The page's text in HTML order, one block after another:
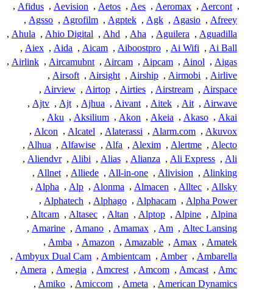
,
Aercont
,
Aeromax
,
Aes
,
Aetos
,
Aevision
,
Afidus
,
Afreey
,
Agasio
,
Agk
,
Agptek
,
Agrofilm
,
Agsso
,
Aguadilla
,
Aguilera
,
Aha
,
Ahd
,
Ahio Digital
,
Ahula
,
Ai Ball
,
Ai Wifi
,
Aiboostpro
,
Aicam
,
Aida
,
Aiex
,
Aigas
,
Ainol
,
Aipcam
,
Aircam
,
Aircamubnt
,
Airlink
,
Airlive
,
Airmobi
,
Airship
,
Airsight
,
Airsoft
,
Airspace
,
Airstream
,
Airties
,
Airtop
,
Airview
,
Airwave
,
Ait
,
Aitek
,
Aivant
,
Ajhua
,
Ajt
,
Ajtv
,
Akai
,
Akaso
,
Akeia
,
Akon
,
Aksilium
,
Aku
,
Akuvox
,
Alarm.com
,
Alaterassi
,
Alcatel
,
Alcon
,
Alecto
,
Alertme
,
Alexim
,
Alfa
,
Alfawise
,
Alhua
,
Ali
,
Ali Express
,
Alianza
,
Alias
,
Alibi
,
Aliendvr
,
Alinking
,
Alivision
,
All-in-one
,
Alliede
,
Allnet
,
Allsky
,
Alltec
,
Almacen
,
Alonma
,
Alp
,
Alpha
,
Alpha Power
,
Alphacam
,
Alphago
,
Alphatech
,
Alpina
,
Alpine
,
Alptop
,
Altan
,
Altasec
,
Altcam
,
Altec Lansing
,
Am
,
Amamax
,
Amano
,
Amarine
,
Amatek
,
Amax
,
Amazable
,
Amazon
,
Amba
,
Ambarella
,
Amber
,
Ambientcam
,
Ambyux Dual Cam
,
Amc
,
Amcast
,
Amcom
,
Amcrest
,
Amegia
,
Amera
,
American Dynamics
,
Ameta
,
Amiccom
,
Amiko
,